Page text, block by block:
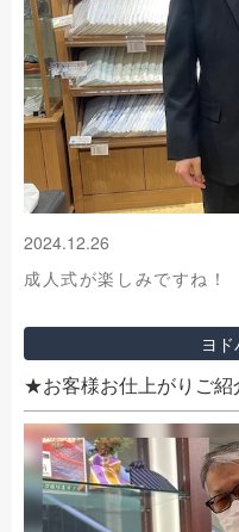
2024.12.26
成人式が楽しみですね！
ヨ
★お客様お仕上がりご